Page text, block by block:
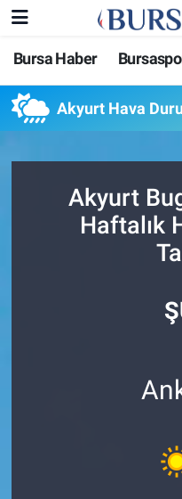
Bursa Haber
Akyurt Hava
Akyurt
Haftalık
Bursa Haber
Genel
Politika
Bilim, Teknoloji
KÜLTÜR-SANAT
Bursa Nöbetçi
Bursa Hava
Bursa Namaz
Bursa Trafik
Süper Lig Puan